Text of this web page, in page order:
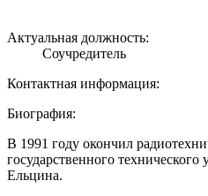
Актуальная должность:
Соучредитель
Контактная информация:
Биография:
В 1991 году окончил
государственного
Ельцина.